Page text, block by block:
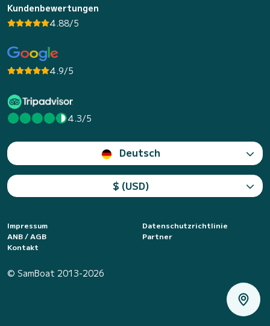
Kundenbewertungen
4.88/5
4.9/5
4.3/5
Deutsch
$ (USD)
Impressum
Datenschutzrichtlinie
ANB / AGB
Partner
Kontakt
© SamBoat 2013-2026